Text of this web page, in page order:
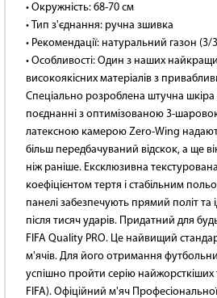
• Окружність: 68-70 см
• Тип з'єднання: ручна зшивка
• Рекомендації: натуральний газон
• Особливості: Один з наших
високоякісних матеріалів з
Спеціально розроблена штучна
поєднанні з оптимізованою 3-
латексною камерою Zero-Wing
більш передбачуваний відскок, а ще
ніж раніше. Ексклюзивна
коефіцієнтом тертя і стабільним
панелі забезпечують прямий політ та
після тисяч ударів. Придатний для
FIFA Quality PRO. Це найвищий
м'ячів. Для його отримання
успішно пройти серію найжорсткіших
FIFA). Офіційний м'яч